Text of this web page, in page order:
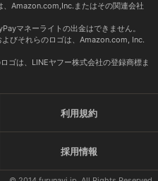
Amazon.com,Inc.またはその関連会社
マネーライトの出金はできません。
びそれらのロゴは、Amazon.com, Inc.
ゴは、LINEヤフー株式会社の登録商標ま
利用規約
採用情報